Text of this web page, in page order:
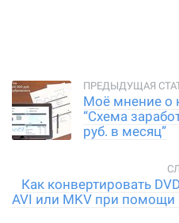
Моё мнение о
“Cхема
руб. в месяц”
Как конвертировать
AVI или MKV при помощи